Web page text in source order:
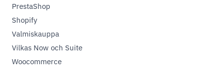
PrestaShop
Shopify
Valmiskauppa
Vilkas Now och Suite
Woocommerce